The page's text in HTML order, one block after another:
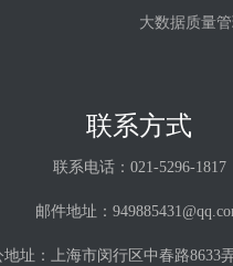
大数据质量
联系方式
联系电话：021-5296-1817
邮件地址：
地址：上海市闵行区中春路8633